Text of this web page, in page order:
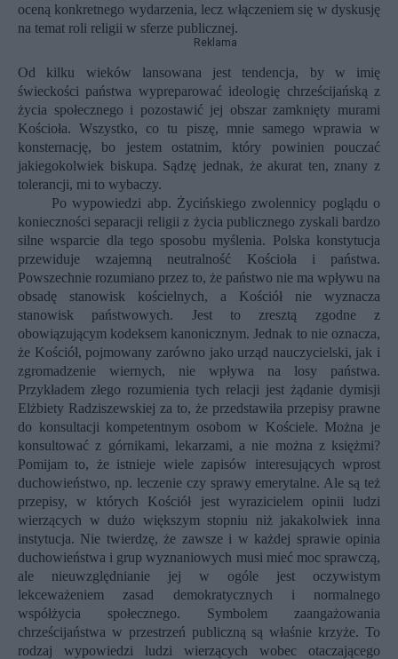
oceną konkretnego wydarzenia, lecz włączeniem się w dyskusję
na temat roli religii w sferze publicznej.
Reklama
Od kilku wieków lansowana jest tendencja, by w imię
świeckości państwa wypreparować ideologię chrześcijańską z
życia społecznego i pozostawić jej obszar zamknięty murami
Kościoła. Wszystko, co tu piszę, mnie samego wprawia w
konsternację, bo jestem ostatnim, który powinien pouczać
jakiegokolwiek biskupa. Sądzę jednak, że akurat ten, znany z
tolerancji, mi to wybaczy.
Po wypowiedzi abp. Życińskiego zwolennicy poglądu o
konieczności separacji religii z życia publicznego zyskali bardzo
silne wsparcie dla tego sposobu myślenia. Polska konstytucja
przewiduje wzajemną neutralność Kościoła i państwa.
Powszechnie rozumiano przez to, że państwo nie ma wpływu na
obsadę stanowisk kościelnych, a Kościół nie wyznacza
stanowisk państwowych. Jest to zresztą zgodne z
obowiązującym kodeksem kanonicznym. Jednak to nie oznacza,
że Kościół, pojmowany zarówno jako urząd nauczycielski, jak i
zgromadzenie wiernych, nie wpływa na losy państwa.
Przykładem złego rozumienia tych relacji jest żądanie dymisji
Elżbiety Radziszewskiej za to, że przedstawiła przepisy prawne
do konsultacji kompetentnym osobom w Kościele. Można je
konsultować z górnikami, lekarzami, a nie można z księżmi?
Pomijam to, że istnieje wiele zapisów interesujących wprost
duchowieństwo, np. leczenie czy sprawy emerytalne. Ale są też
przepisy, w których Kościół jest wyrazicielem opinii ludzi
wierzących w dużo większym stopniu niż jakakolwiek inna
instytucja. Nie twierdzę, że zawsze i w każdej sprawie opinia
duchowieństwa i grup wyznaniowych musi mieć moc sprawczą,
ale nieuwzględnianie jej w ogóle jest oczywistym
lekceważeniem zasad demokratycznych i normalnego
współżycia społecznego. Symbolem zaangażowania
chrześcijaństwa w przestrzeń publiczną są właśnie krzyże. To
rodzaj wypowiedzi ludzi wierzących wobec otaczającego